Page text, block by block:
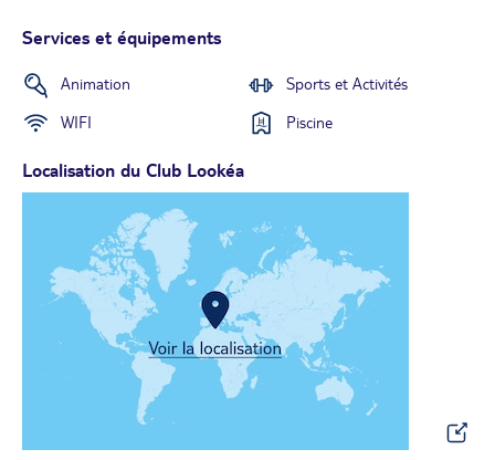
Services et équipements
Animation
Sports et Activités
WIFI
Piscine
Localisation du Club Lookéa